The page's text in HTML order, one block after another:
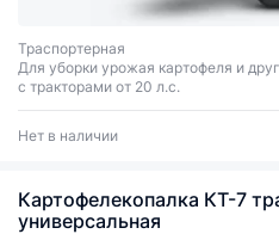
Траспортерная
Для уборки урожая картофеля и
с тракторами от 20 л.с.
Нет в наличии
Картофелекопалка КТ-7
универсальная